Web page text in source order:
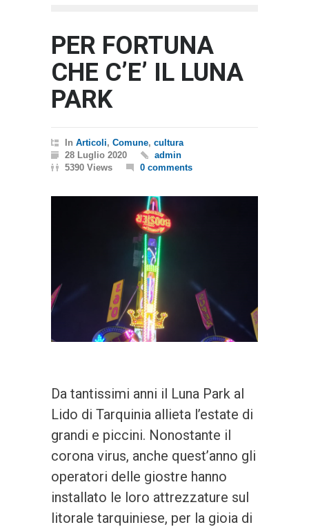
PER FORTUNA
CHE C’E’ IL LUNA
PARK
In Articoli, Comune, cultura
28 Luglio 2020
admin
5390 Views
0 comments
Da tantissimi anni il Luna Park al
Lido di Tarquinia allieta l’estate di
grandi e piccini. Nonostante il
corona virus, anche quest’anno gli
operatori delle giostre hanno
installato le loro attrezzature sul
litorale tarquiniese, per la gioia di